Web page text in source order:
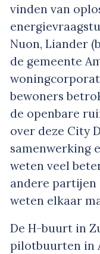
vinden van
Nuon, Liander
de gemeente
bewoners
de openbare
over deze City
samenwerking
weten veel
andere partijen
weten elkaar
De H-buurt in
pilotbuurten in